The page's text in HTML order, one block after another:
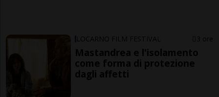
LOCARNO FILM FESTIVAL 3 ore
Mastandrea e l'isolamento
come forma di protezione
dagli affetti